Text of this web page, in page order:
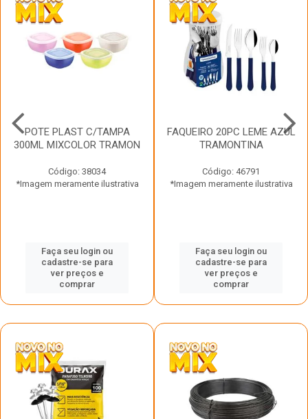
POTE PLAST C/TAMPA
300ML MIXCOLOR TRAMON
Código: 38034
*Imagem meramente ilustrativa
Faça seu login ou
cadastre-se para
ver preços e
comprar
FAQUEIRO 20PC LEME AZUL
TRAMONTINA
Código: 46791
*Imagem meramente ilustrativa
Faça seu login ou
cadastre-se para
ver preços e
comprar